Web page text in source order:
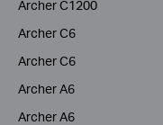
Archer C1200
Archer C6
Archer C6
Archer A6
Archer A6